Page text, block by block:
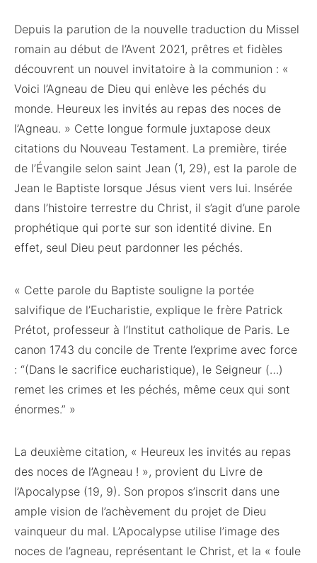
Depuis la parution de la nouvelle traduction du Missel
romain au début de l’Avent 2021, prêtres et fidèles
découvrent un nouvel invitatoire à la communion : «
Voici l’Agneau de Dieu qui enlève les péchés du
monde. Heureux les invités au repas des noces de
l’Agneau. » Cette longue formule juxtapose deux
citations du Nouveau Testament. La première, tirée
de l’Évangile selon saint Jean (1, 29), est la parole de
Jean le Baptiste lorsque Jésus vient vers lui. Insérée
dans l’histoire terrestre du Christ, il s’agit d’une parole
prophétique qui porte sur son identité divine. En
effet, seul Dieu peut pardonner les péchés.
« Cette parole du Baptiste souligne la portée
salvifique de l’Eucharistie, explique le frère Patrick
Prétot, professeur à l’Institut catholique de Paris. Le
canon 1743 du concile de Trente l’exprime avec force
: “(Dans le sacrifice eucharistique), le Seigneur (…)
remet les crimes et les péchés, même ceux qui sont
énormes.” »
La deuxième citation, « Heureux les invités au repas
des noces de l’Agneau ! », provient du Livre de
l’Apocalypse (19, 9). Son propos s’inscrit dans une
ample vision de l’achèvement du projet de Dieu
vainqueur du mal. L’Apocalypse utilise l’image des
noces de l’agneau, représentant le Christ, et la « foule